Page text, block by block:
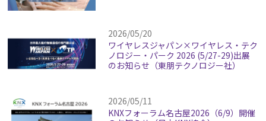
2026/05/20
ワイヤレスジャパン×ワイヤレス・テク
ノロジー・パーク 2026 (5/27-29)出展
のお知らせ（東朋テクノロジー社）
2026/05/11
KNXフォーラム名古屋2026（6/9）開催